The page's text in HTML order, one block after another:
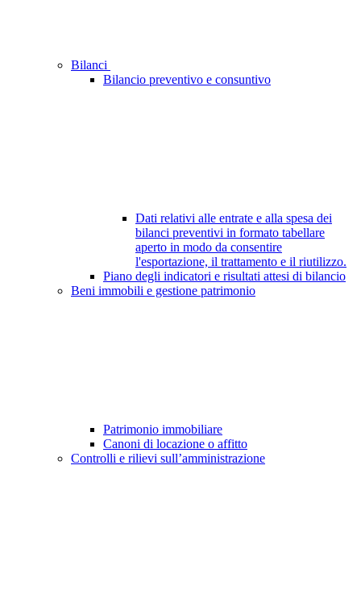
Bilanci
Bilancio preventivo e consuntivo
Dati relativi alle entrate e alla spesa dei
bilanci preventivi in formato tabellare
aperto in modo da consentire
l'esportazione, il trattamento e il riutilizzo.
Piano degli indicatori e risultati attesi di bilancio
Beni immobili e gestione patrimonio
Patrimonio immobiliare
Canoni di locazione o affitto
Controlli e rilievi sull’amministrazione